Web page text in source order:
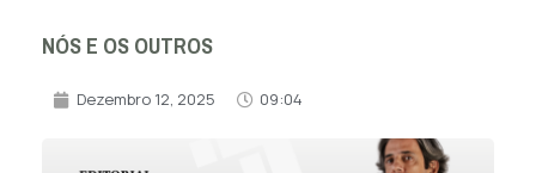
NÓS E OS OUTROS
Dezembro 12, 2025 09:04